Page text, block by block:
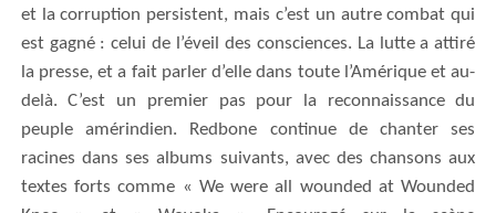
et la corruption persistent, mais c’est un autre combat qui
est gagné : celui de l’éveil des consciences. La lutte a attiré
la presse, et a fait parler d’elle dans toute l’Amérique et au-
delà. C’est un premier pas pour la reconnaissance du
peuple amérindien. Redbone continue de chanter ses
racines dans ses albums suivants, avec des chansons aux
textes forts comme « We were all wounded at Wounded